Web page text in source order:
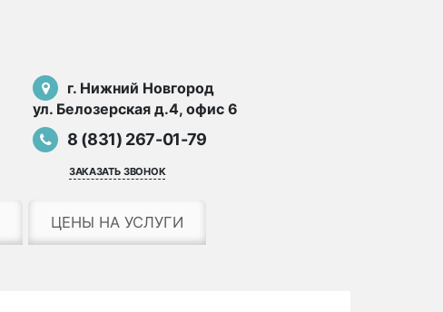
г. Нижний Новгород
ул. Белозерская д.4, офис 6
8 (831) 267-01-79
заказать звонок
ЦЕНЫ НА УСЛУГИ